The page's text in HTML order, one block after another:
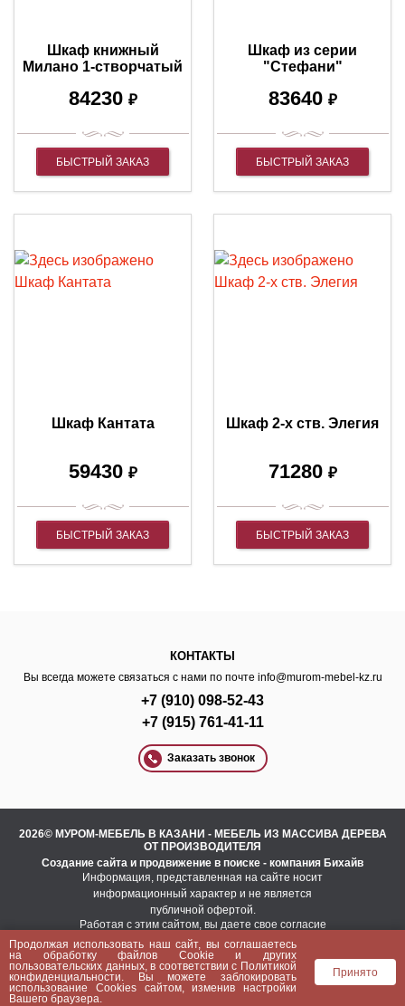
Шкаф книжный
Милано 1-створчатый
84230 ₽
БЫСТРЫЙ ЗАКАЗ
Шкаф из серии
"Стефани"
83640 ₽
БЫСТРЫЙ ЗАКАЗ
Шкаф Кантата
59430 ₽
БЫСТРЫЙ ЗАКАЗ
Шкаф 2-х ств. Элегия
71280 ₽
БЫСТРЫЙ ЗАКАЗ
КОНТАКТЫ
Вы всегда можете связаться с нами по почте info@murom-mebel-kz.ru
+7 (910) 098-52-43
+7 (915) 761-41-11
Заказать звонок
2026© МУРОМ-МЕБЕЛЬ В КАЗАНИ - МЕБЕЛЬ ИЗ МАССИВА ДЕРЕВА
ОТ ПРОИЗВОДИТЕЛЯ
Создание сайта и продвижение в поиске - компания Бихайв
Информация, представленная на сайте носит
информационный характер и не является
публичной офертой.
Работая с этим сайтом, вы даете свое согласие
на использование файлов cookie.
Это необходимо для нормального
функционирования сайта и анализа трафика.
Политика конфиденциальности
Пользовательское соглашение
Продолжая использовать наш сайт, вы соглашаетесь
на обработку файлов Сookie и других
пользовательских данных, в соответствии с Политикой
конфиденциальности . Вы можете заблокировать
использование Cookies сайтом, изменив настройки
Вашего браузера.
Принято